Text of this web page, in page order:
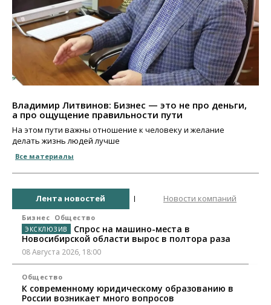
Владимир Литвинов: Бизнес — это не про деньги,
а про ощущение правильности пути
На этом пути важны отношение к человеку и желание
делать жизнь людей лучше
Все материалы
Лента новостей Новости компаний
Бизнес Общество
Спрос на машино-места в
Новосибирской области вырос в полтора раза
08 Августа 2026, 18:00
Общество
К современному юридическому образованию в
России возникает много вопросов